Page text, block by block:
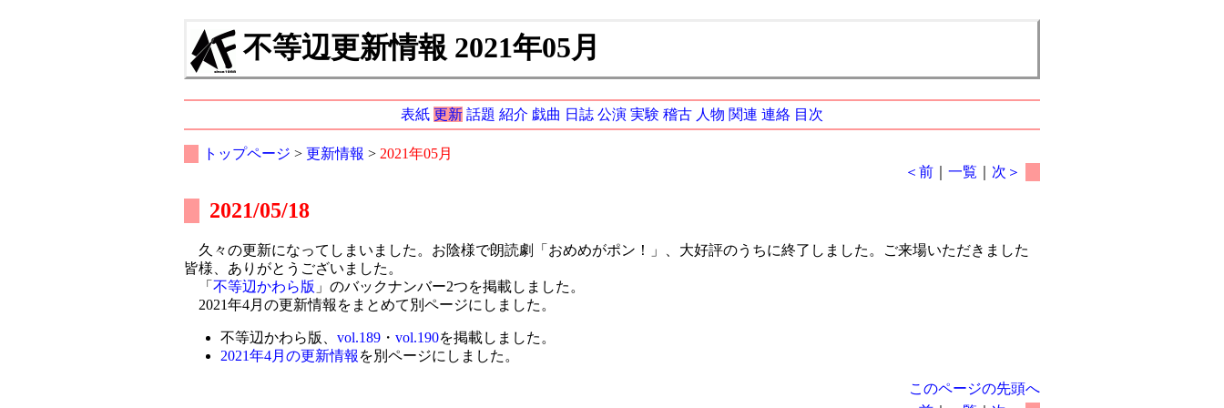
不等辺更新情報 2021年05月
表紙 更新 話題 紹介 戯曲 日誌 公演 実験 稽古 人物 関連 連絡 目次
トップページ > 更新情報 > 2021年05月
＜前 ｜一覧 次＞
2021/05/18
久々の更新になってしまいました。お陰様で朗読劇「おめめがポン！」、大好評のうちに終了しました。ご来場いただきました
皆様、ありがとうございました。
「 不等辺かわら版 」のバックナンバー2つを掲載しました。
2021年4月の更新情報をまとめて別ページにしました。
不等辺かわら版、 vol.189・ vol.190を掲載しました。
2021年4月の更新情報 を別ページにしました。
このページの先頭へ